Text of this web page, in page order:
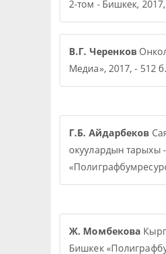
2-том - Бишкек,
В.Г. Черенков
Медиа», 2017, - 512 б.
Г.Б. Айдарбеков
окуулардын тарыхы
Ж. Момбекова
Бишкек